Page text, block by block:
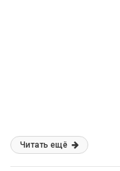
Читать ещё